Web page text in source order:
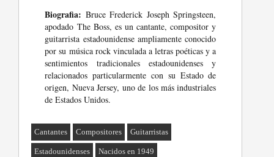
Biografia: Bruce Frederick Joseph Springsteen,
apodado The Boss, es un cantante, compositor y
guitarrista estadounidense ampliamente conocido
por su música rock vinculada a letras poéticas y a
sentimientos tradicionales estadounidenses y
relacionados particularmente con su Estado de
origen, Nueva Jersey, uno de los más industriales
de Estados Unidos.
Cantantes Compositores Guitarristas
Estadounidenses Nacidos en 1949